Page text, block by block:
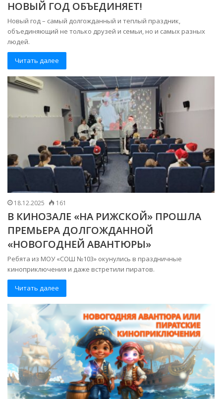
НОВЫЙ ГОД ОБЪЕДИНЯЕТ!
Новый год – самый долгожданный и теплый праздник,
объединяющий не только друзей и семьи, но и самых разных
людей.
Читать далее
18.12.2025 161
В КИНОЗАЛЕ «НА РИЖСКОЙ» ПРОШЛА
ПРЕМЬЕРА ДОЛГОЖДАННОЙ
«НОВОГОДНЕЙ АВАНТЮРЫ»
Ребята из МОУ «СОШ №103» окунулись в праздничные
киноприключения и даже встретили пиратов.
Читать далее